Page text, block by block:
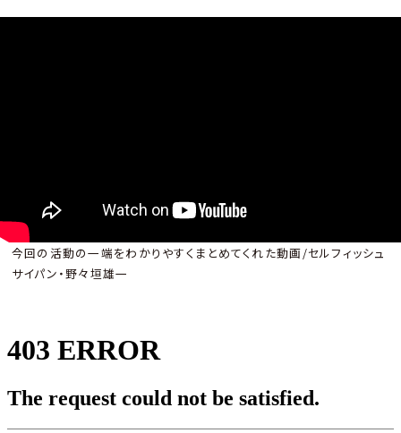
今回の活動の一端をわかりやすくまとめてくれた動画/セルフィッシュ
サイパン・野々垣雄一